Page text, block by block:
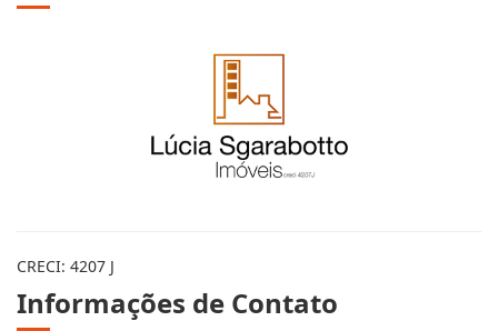
CRECI: 4207 J
Informações de Contato